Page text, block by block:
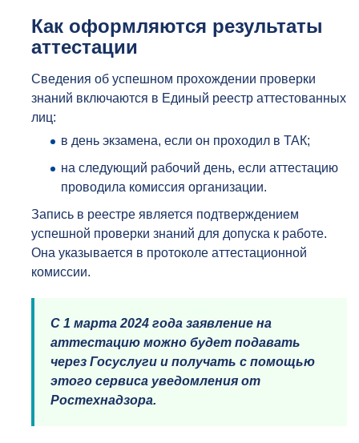
Как оформляются результаты
аттестации
Сведения об успешном прохождении проверки
знаний включаются в Единый реестр аттестованных
лиц:
в день экзамена, если он проходил в ТАК;
на следующий рабочий день, если аттестацию
проводила комиссия организации.
Запись в реестре является подтверждением
успешной проверки знаний для допуска к работе.
Она указывается в протоколе аттестационной
комиссии.
С 1 марта 2024 года заявление на
аттестацию можно будет подавать
через Госуслуги и получать с помощью
этого сервиса уведомления от
Ростехнадзора.